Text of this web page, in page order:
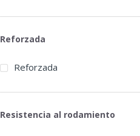
Reforzada
Reforzada
Resistencia al rodamiento